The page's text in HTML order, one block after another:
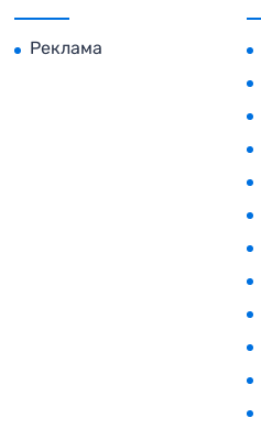
Реклама